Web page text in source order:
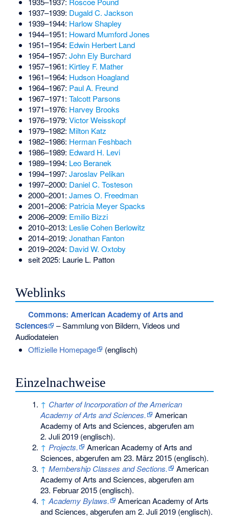
1937–1939: Dugald C. Jackson
1939–1944: Harlow Shapley
1944–1951: Howard Mumford Jones
1951–1954: Edwin Herbert Land
1954–1957: John Ely Burchard
1957–1961: Kirtley F. Mather
1961–1964: Hudson Hoagland
1964–1967: Paul A. Freund
1967–1971: Talcott Parsons
1971–1976: Harvey Brooks
1976–1979: Victor Weisskopf
1979–1982: Milton Katz
1982–1986: Herman Feshbach
1986–1989: Edward H. Levi
1989–1994: Leo Beranek
1994–1997: Jaroslav Pelikan
1997–2000: Daniel C. Tosteson
2000–2001: James O. Freedman
2001–2006: Patricia Meyer Spacks
2006–2009: Emilio Bizzi
2010–2013: Leslie Cohen Berlowitz
2014–2019: Jonathan Fanton
2019–2024: David W. Oxtoby
seit 2025: Laurie L. Patton
Weblinks
Commons: American Academy of Arts and
Sciences
– Sammlung von Bildern, Videos und
Audiodateien
Offizielle Homepage
(englisch)
Einzelnachweise
↑ Charter of Incorporation of the American
Academy of Arts and Sciences.
American
Academy of Arts and Sciences, abgerufen am
2. Juli 2019 (englisch).
↑ Projects.
American Academy of Arts and
Sciences, abgerufen am 23. März 2015 (englisch).
↑ Membership Classes and Sections.
American
Academy of Arts and Sciences, abgerufen am
23. Februar 2015 (englisch).
↑ Academy Bylaws.
American Academy of Arts
and Sciences, abgerufen am 2. Juli 2019 (englisch).